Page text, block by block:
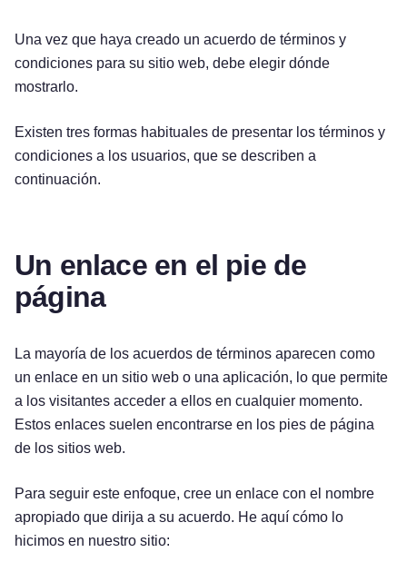
Una vez que haya creado un acuerdo de términos y
condiciones para su sitio web, debe elegir dónde
mostrarlo.
Existen tres formas habituales de presentar los términos y
condiciones a los usuarios, que se describen a
continuación.
Un enlace en el pie de
página
La mayoría de los acuerdos de términos aparecen como
un enlace en un sitio web o una aplicación, lo que permite
a los visitantes acceder a ellos en cualquier momento.
Estos enlaces suelen encontrarse en los pies de página
de los sitios web.
Para seguir este enfoque, cree un enlace con el nombre
apropiado que dirija a su acuerdo. He aquí cómo lo
hicimos en nuestro sitio: